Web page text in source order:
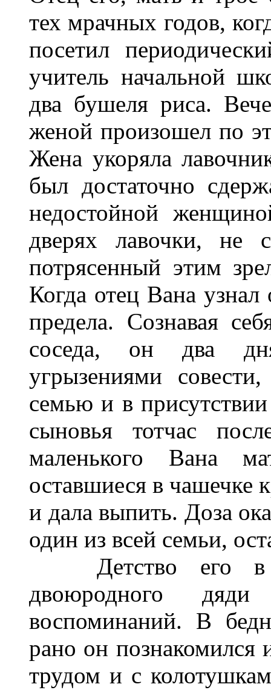
тех мрачных годов,
посетил
учитель начальной
два бушеля риса.
женой произошел по
Жена укоряла
был достаточно
недостойной
дверях лавочки, не
потрясенный этим
Когда отец Вана
предела. Сознавая
соседа, он два
угрызениями
семью и в
сыновья тотчас
маленького Вана
оставшиеся в чашечке
и дала выпить. Доза
один из всей семьи,
Детство его в
двоюродного
воспоминаний. В
рано он познакомился
трудом и с